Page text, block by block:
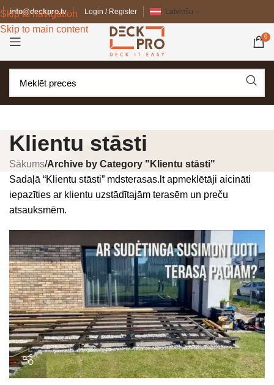
Skip to navigation
Skip to main content
info@deckpro.lv Login / Register Latviešu
0
Klientu stāsti
Sākums/Archive by Category "Klientu stāsti"
Sadaļā “Klientu stāsti” mdsterasas.lt apmeklētāji aicināti
iepazīties ar klientu uzstādītajām terasēm un preču
atsauksmēm.